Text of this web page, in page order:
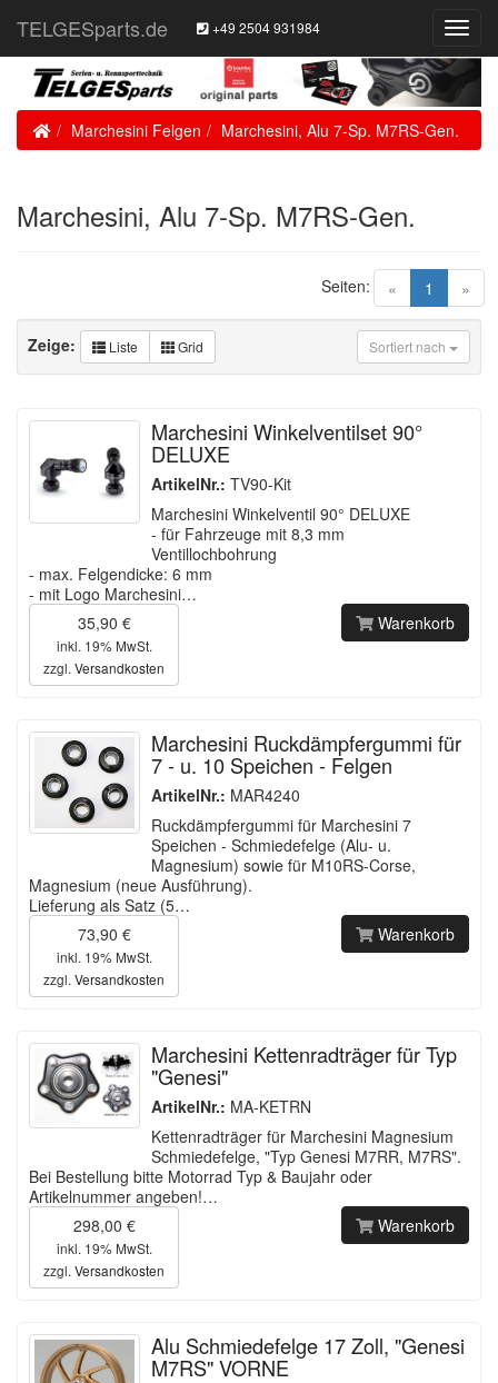
TELGESparts.de +49 2504 931984
HomeMarchesini Felgen Marchesini, Alu 7-Sp. M7RS-Gen.
Marchesini, Alu 7-Sp. M7RS-Gen.
« 1 (current)
»
Seiten:
Sortiert nach
Zeige: Liste Grid
Marchesini Winkelventilset 90°
DELUXE
ArtikelNr.: TV90-Kit
Marchesini Winkelventil 90° DELUXE
- für Fahrzeuge mit 8,3 mm
Ventillochbohrung
- max. Felgendicke: 6 mm
- mit Logo Marchesini…
35,90 €
inkl. 19% MwSt.
zzgl. Versandkosten
Warenkorb
Marchesini Ruckdämpfergummi für
7 - u. 10 Speichen - Felgen
ArtikelNr.: MAR4240
Ruckdämpfergummi für Marchesini 7
Speichen - Schmiedefelge (Alu- u.
Magnesium) sowie für M10RS-Corse,
Magnesium (neue Ausführung).
Lieferung als Satz (5…
73,90 €
inkl. 19% MwSt.
zzgl. Versandkosten
Warenkorb
Marchesini Kettenradträger für Typ
"Genesi"
ArtikelNr.: MA-KETRN
Kettenradträger für Marchesini Magnesium
Schmiedefelge, "Typ Genesi M7RR, M7RS".
Bei Bestellung bitte Motorrad Typ & Baujahr oder
Artikelnummer angeben!…
298,00 €
inkl. 19% MwSt.
zzgl. Versandkosten
Warenkorb
Alu Schmiedefelge 17 Zoll, "Genesi
M7RS" VORNE